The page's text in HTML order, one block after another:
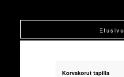
Etusivu
Korvakorut tapilla